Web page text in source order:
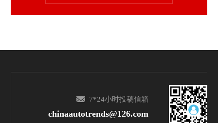
7*24小时投稿信箱
chinaautotrends@126.com